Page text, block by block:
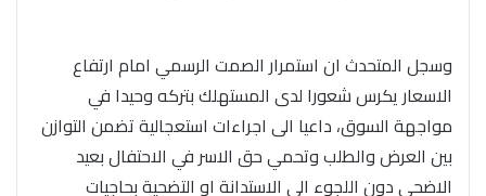
وسجل المتحدث ان استمرار الصمت الرسمي امام ارتفاع
الاسعار يكرس شعورا لدى المستهلك بتركه وحيدا في
مواجهة السوق، داعيا الى اجراءات استعجالية تضمن التوازن
بين العرض والطلب وتحمي حق الاسر في الاحتفال بعيد
الاضحى دون اللجوء الى الاستدانة او التضحية بحاجيات